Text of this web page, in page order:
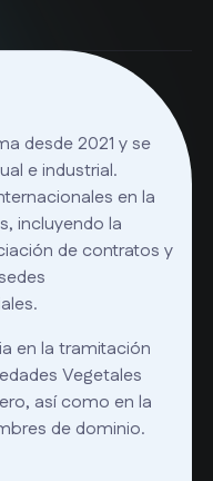
desde 2021 y se
e industrial.
en la
incluyendo la
de contratos y
en la tramitación
Vegetales
así como en la
de dominio.